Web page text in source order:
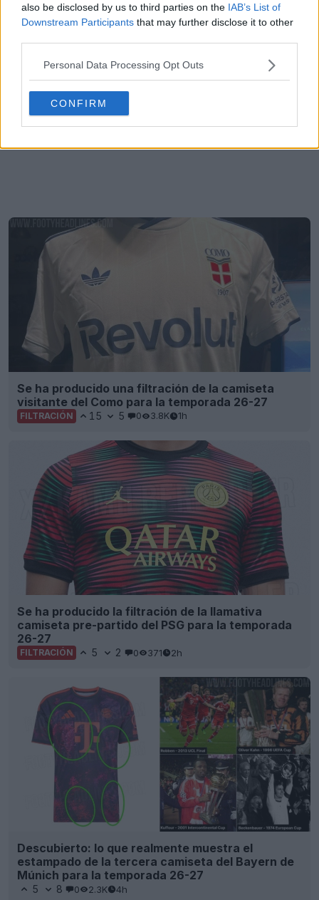
also be disclosed by us to third parties on the IAB’s List of
Downstream Participants that may further disclose it to other
Personal Data Processing Opt Outs
CONFIRM
Se ha producido una filtración de la camiseta
visitante del Como para la temporada 26-27
FILTRACIÓN 15 5 0 3.8K 1h
Se ha producido la filtración de la llamativa
camiseta pre-partido del PSG para la temporada
26-27
FILTRACIÓN 5 2 0 371 2h
Descubierto: lo que realmente muestra el
estampado de la tercera camiseta del Bayern de
Múnich para la temporada 26-27
5 8 0 2.3K 4h